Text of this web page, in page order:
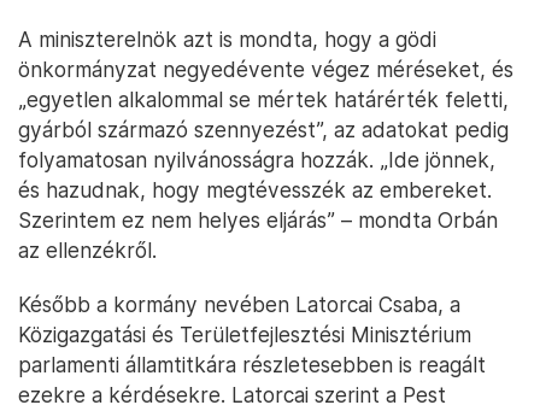
A miniszterelnök azt is mondta, hogy a gödi
önkormányzat negyedévente végez méréseket, és
„egyetlen alkalommal se mértek határérték feletti,
gyárból származó szennyezést”, az adatokat pedig
folyamatosan nyilvánosságra hozzák. „Ide jönnek,
és hazudnak, hogy megtévesszék az embereket.
Szerintem ez nem helyes eljárás” – mondta Orbán
az ellenzékről.
Később a kormány nevében Latorcai Csaba, a
Közigazgatási és Területfejlesztési Minisztérium
parlamenti államtitkára részletesebben is reagált
ezekre a kérdésekre. Latorcai szerint a Pest